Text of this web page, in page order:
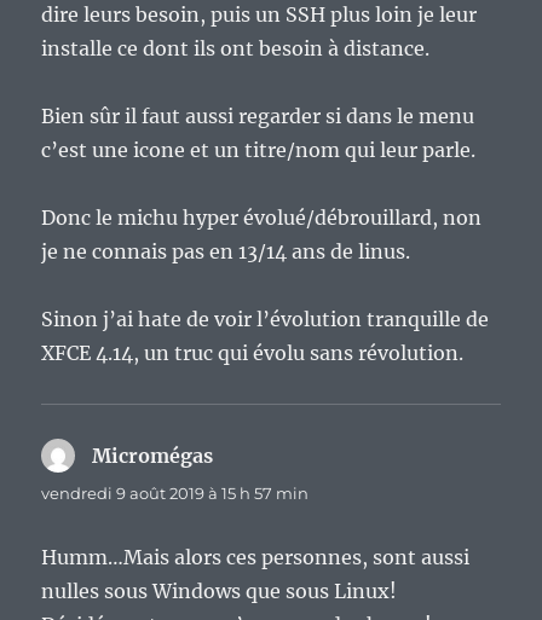
dire leurs besoin, puis un SSH plus loin je leur
installe ce dont ils ont besoin à distance.
Bien sûr il faut aussi regarder si dans le menu
c’est une icone et un titre/nom qui leur parle.
Donc le michu hyper évolué/débrouillard, non
je ne connais pas en 13/14 ans de linus.
Sinon j’ai hate de voir l’évolution tranquille de
XFCE 4.14, un truc qui évolu sans révolution.
Micromégas
vendredi 9 août 2019 à 15 h 57 min
Humm…Mais alors ces personnes, sont aussi
nulles sous Windows que sous Linux!